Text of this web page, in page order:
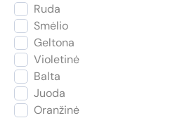
Ruda
Smėlio
Geltona
Violetinė
Balta
Juoda
Oranžinė